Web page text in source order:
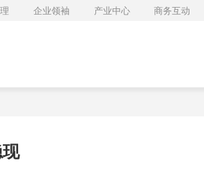
企业领袖 产业中心 商务互动